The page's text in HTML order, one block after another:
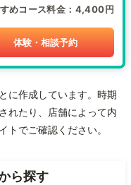
めコース料金 4,400円
体験・相談予約
に作成しています。時期
れたり、店舗によって内
トでご確認ください。
ら探す